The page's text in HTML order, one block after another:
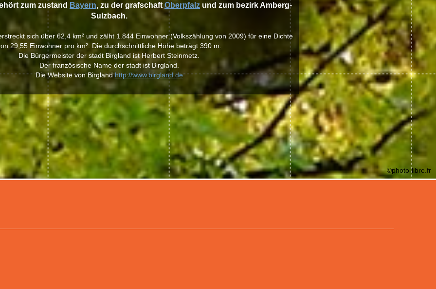
zum zustand Bayern, zu der grafschaftOberpfalz und zum bezirk Amberg-
Sulzbach.
sich über 62,4 km² und zälht 1.844 Einwohner (Volkszählung von 2009) für eine Dichte
29,55 Einwohner pro km². Die durchschnittliche Höhe beträgt 390 m.
Die Bürgermeister der stadt Birgland ist Herbert Steinmetz.
Der französische Name der stadt ist Birgland.
Die Website von Birglandhttp://www.birgland.de
©photo-libre.fr